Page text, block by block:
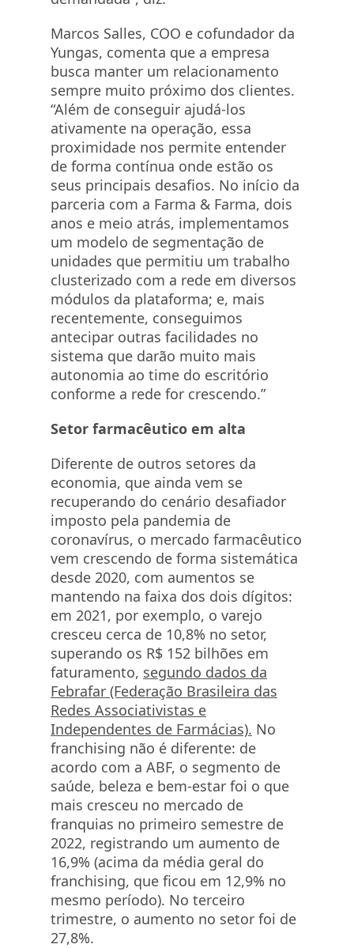
Marcos Salles, COO e cofundador da
Yungas, comenta que a empresa
busca manter um relacionamento
sempre muito próximo dos clientes.
“Além de conseguir ajudá-los
ativamente na operação, essa
proximidade nos permite entender
de forma contínua onde estão os
seus principais desafios. No início da
parceria com a Farma & Farma, dois
anos e meio atrás, implementamos
um modelo de segmentação de
unidades que permitiu um trabalho
clusterizado com a rede em diversos
módulos da plataforma; e, mais
recentemente, conseguimos
antecipar outras facilidades no
sistema que darão muito mais
autonomia ao time do escritório
conforme a rede for crescendo.”
Setor farmacêutico em alta
Diferente de outros setores da
economia, que ainda vem se
recuperando do cenário desafiador
imposto pela pandemia de
coronavírus, o mercado farmacêutico
vem crescendo de forma sistemática
desde 2020, com aumentos se
mantendo na faixa dos dois dígitos:
em 2021, por exemplo, o varejo
cresceu cerca de 10,8% no setor,
superando os R$ 152 bilhões em
faturamento, segundo dados da
Febrafar (Federação Brasileira das
Redes Associativistas e
Independentes de Farmácias). No
franchising não é diferente: de
acordo com a ABF, o segmento de
saúde, beleza e bem-estar foi o que
mais cresceu no mercado de
franquias no primeiro semestre de
2022, registrando um aumento de
16,9% (acima da média geral do
franchising, que ficou em 12,9% no
mesmo período). No terceiro
trimestre, o aumento no setor foi de
27,8%.